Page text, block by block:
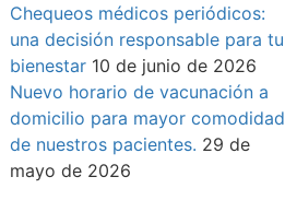
Chequeos médicos periódicos:
una decisión responsable para tu
bienestar 10 de junio de 2026
Nuevo horario de vacunación a
domicilio para mayor comodidad
de nuestros pacientes. 29 de
mayo de 2026